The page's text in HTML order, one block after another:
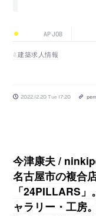
AP JOB
建築求人情報
2022.12.20 Tue 17:20
今津康夫 /
名古屋市の複合
「24PILLARS
ャラリー・工房